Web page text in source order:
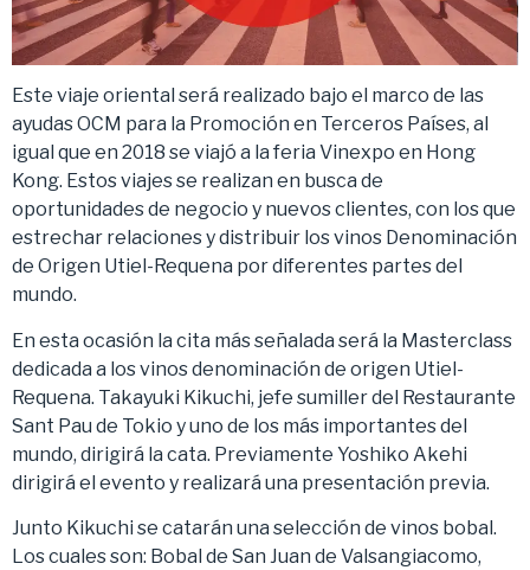
Este viaje oriental será realizado bajo el marco de las
ayudas OCM para la Promoción en Terceros Países, al
igual que en 2018 se viajó a la feria Vinexpo en Hong
Kong. Estos viajes se realizan en busca de
oportunidades de negocio y nuevos clientes, con los que
estrechar relaciones y distribuir los vinos Denominación
de Origen Utiel-Requena por diferentes partes del
mundo.
En esta ocasión la cita más señalada será la Masterclass
dedicada a los vinos denominación de origen Utiel-
Requena. Takayuki Kikuchi, jefe sumiller del Restaurante
Sant Pau de Tokio y uno de los más importantes del
mundo, dirigirá la cata. Previamente Yoshiko Akehi
dirigirá el evento y realizará una presentación previa.
Junto Kikuchi se catarán una selección de vinos bobal.
Los cuales son: Bobal de San Juan de Valsangiacomo,